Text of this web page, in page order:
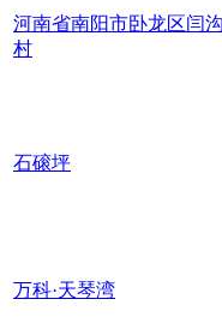
河南省南阳市卧龙区闫沟
村
石磙坪
万科·天琴湾